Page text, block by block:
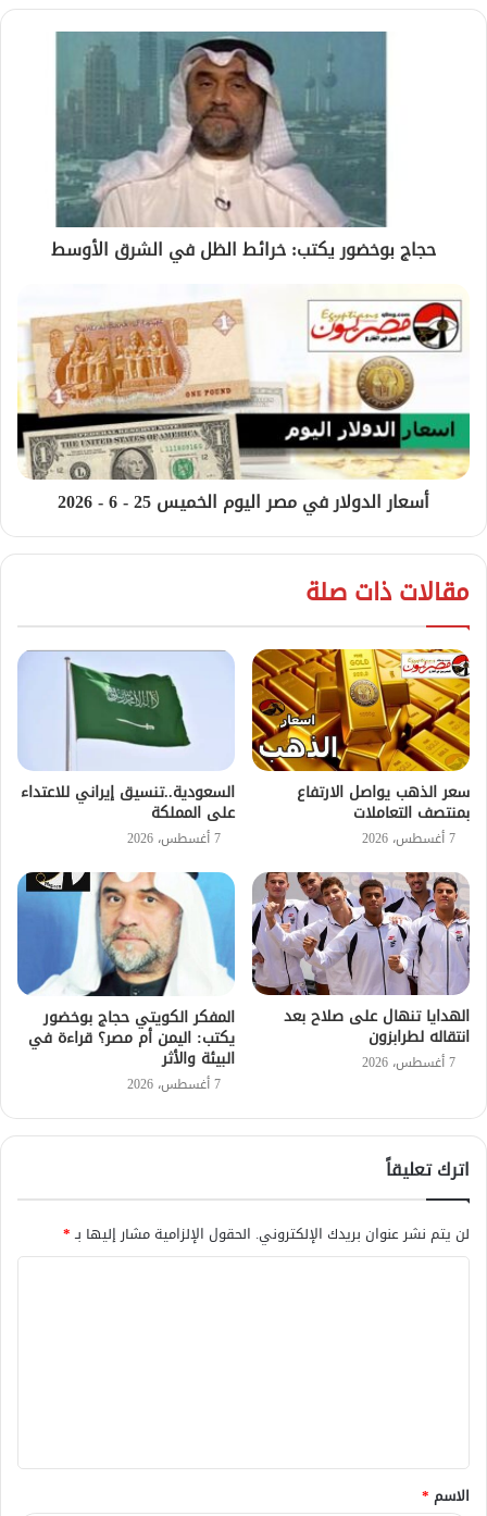
حجاج بوخضور يكتب: خرائط الظل في الشرق الأوسط
أسعار الدولار في مصر اليوم الخميس 25 - 6 - 2026
مقالات ذات صلة
سعر الذهب يواصل الارتفاع
بمنتصف التعاملات
7 أغسطس، 2026
السعودية..تنسيق إيراني للاعتداء
على المملكة
7 أغسطس، 2026
الهدايا تنهال على صلاح بعد
انتقاله لطرابزون
7 أغسطس، 2026
المفكر الكويتي حجاج بوخضور
يكتب: اليمن أم مصر؟ قراءة في
البيئة والأثر
7 أغسطس، 2026
اترك تعليقاً
لن يتم نشر عنوان بريدك الإلكتروني. الحقول الإلزامية مشار إليها بـ*
ق
*
الاسم *